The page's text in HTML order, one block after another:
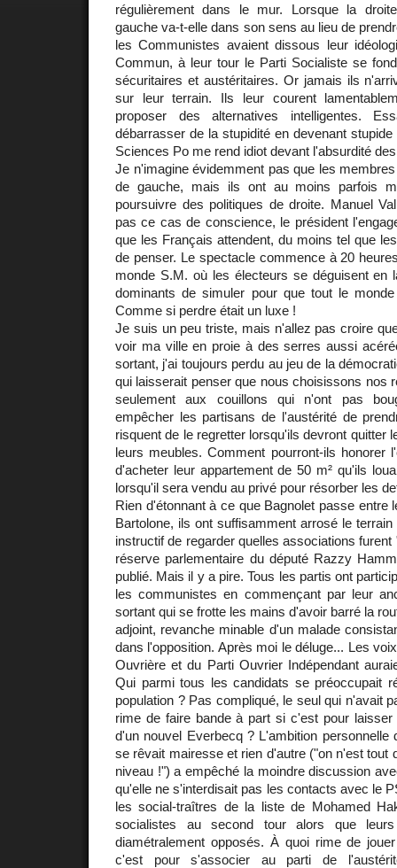
régulièrement dans le mur. Lorsque la
gauche va-t-elle dans son sens au lieu de
les Communistes avaient dissous leur
Commun, à leur tour le Parti Socialiste se
sécuritaires et austéritaires. Or jamais ils
sur leur terrain. Ils leur courent
proposer des alternatives intelligentes.
débarrasser de la stupidité en devenant
Sciences Po me rend idiot devant l'absurdité
Je n'imagine évidemment pas que les
de gauche, mais ils ont au moins parfois
poursuivre des politiques de droite. Manuel
pas ce cas de conscience, le président
que les Français attendent, du moins tel que
de penser. Le spectacle commence à 20
monde S.M. où les électeurs se déguisent en
dominants de simuler pour que tout le
Comme si perdre était un luxe !
Je suis un peu triste, mais n'allez pas croire
voir ma ville en proie à des serres aussi
sortant, j'ai toujours perdu au jeu de la
qui laisserait penser que nous choisissons nos
seulement aux couillons qui n'ont pas
empêcher les partisans de l'austérité de
risquent de le regretter lorsqu'ils devront quitter
leurs meubles. Comment pourront-ils honorer
d'acheter leur appartement de 50 m² qu'ils
lorsqu'il sera vendu au privé pour résorber les
Rien d'étonnant à ce que Bagnolet passe entre
Bartolone, ils ont suffisamment arrosé le
instructif de regarder quelles associations
réserve parlementaire du député Razzy
publié. Mais il y a pire. Tous les partis ont
les communistes en commençant par leur
sortant qui se frotte les mains d'avoir barré la
adjoint, revanche minable d'un malade
dans l'opposition. Après moi le déluge... Les
Ouvrière et du Parti Ouvrier Indépendant
Qui parmi tous les candidats se préoccupait
population ? Pas compliqué, le seul qui n'avait
rime de faire bande à part si c'est pour
d'un nouvel Everbecq ? L'ambition personnelle
se rêvait mairesse et rien d'autre ("on n'est tout
niveau !") a empêché la moindre discussion
qu'elle ne s'interdisait pas les contacts avec le
les social-traîtres de la liste de Mohamed
socialistes au second tour alors que leurs
diamétralement opposés. À quoi rime de
c'est pour s'associer au parti de